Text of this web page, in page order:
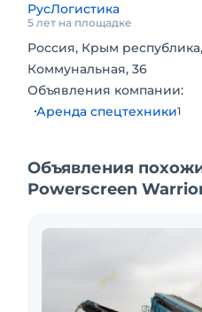
РусЛогистика
5 лет на площадке
Россия, Крым
Коммунальная, 36
Объявления компании:
Аренда спецтехники1
Объявления
Powerscreen